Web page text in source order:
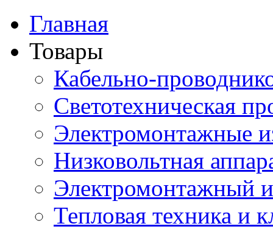
Главная
Товары
Кабельно-
Светотехническая
Электромонтажные
Низковольтная
Электромонтажный
Тепловая техника и